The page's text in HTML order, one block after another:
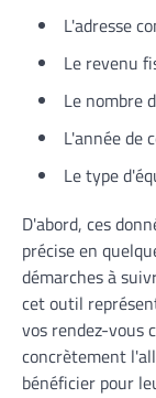
L'adresse
Le revenu
Le nombre
L'année de
Le type
D'abord, ces
précise en
démarches à
cet outil
vos rendez-vous
concrètement
bénéficier pour